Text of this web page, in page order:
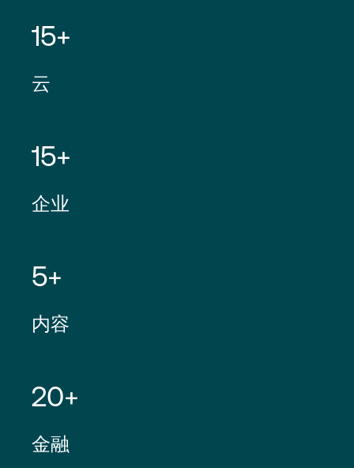
15+
云
15+
企业
5+
内容
20+
金融